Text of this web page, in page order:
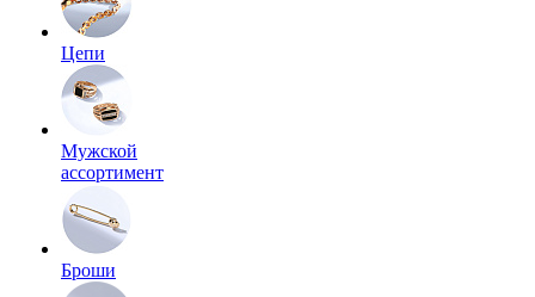
Цепи
Мужской
ассортимент
Броши